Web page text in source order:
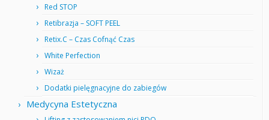
Red STOP
Retibrazja – SOFT PEEL
Retix.C – Czas Cofnąć Czas
White Perfection
Wizaż
Dodatki pielęgnacyjne do zabiegów
Medycyna Estetyczna